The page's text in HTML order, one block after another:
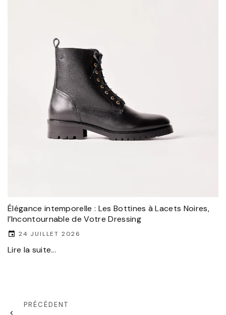
Élégance intemporelle : Les Bottines à Lacets Noires,
l’Incontournable de Votre Dressing
24 JUILLET 2026
Lire la suite...
PRÉCÉDENT